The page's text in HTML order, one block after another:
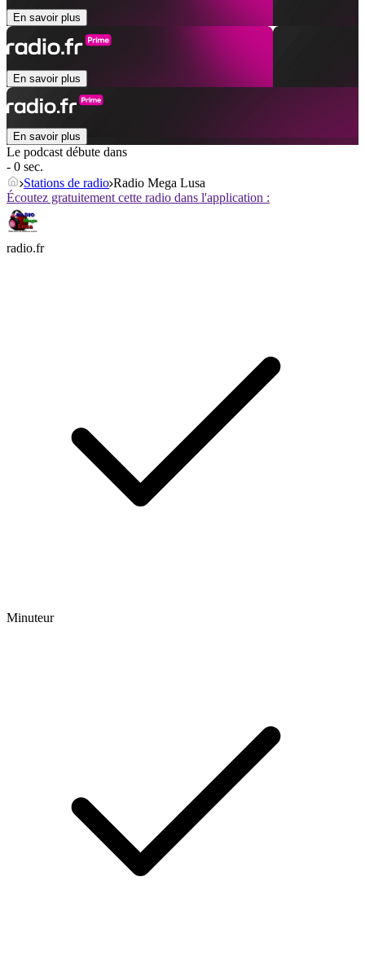
En savoir plus
En savoir plus
En savoir plus
Le podcast débute dans
- 0 sec.
Stations de radio Radio Mega Lusa
Écoutez gratuitement cette radio dans l'application :
radio.fr
Minuteur